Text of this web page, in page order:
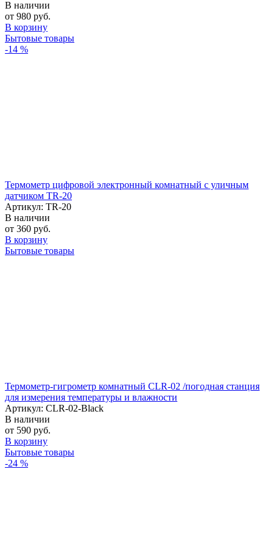
В наличии
от 980 руб.
В корзину
Бытовые товары
-14 %
Термометр цифровой электронный комнатный с уличным
датчиком TR-20
Артикул: TR-20
В наличии
от 360 руб.
В корзину
Бытовые товары
Термометр-гигрометр комнатный CLR-02 /погодная станция
для измерения температуры и влажности
Артикул: CLR-02-Black
В наличии
от 590 руб.
В корзину
Бытовые товары
-24 %